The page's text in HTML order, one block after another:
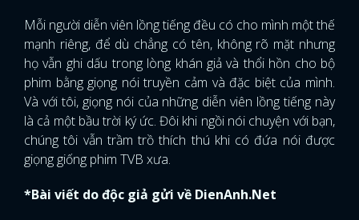
Mỗi người diễn viên lồng tiếng đều có cho mình một thế
mạnh riêng, để dù chẳng có tên, không rõ mặt nhưng
họ vẫn ghi dấu trong lòng khán giả và thổi hồn cho bộ
phim bằng giọng nói truyền cảm và đặc biệt của mình.
Và với tôi, giọng nói của những diễn viên lồng tiếng này
là cả một bầu trời ký ức. Đôi khi ngồi nói chuyện với bạn,
chúng tôi vẫn trầm trồ thích thú khi có đứa nói được
giọng giống phim TVB xưa.
*Bài viết do độc giả gửi về DienAnh.Net